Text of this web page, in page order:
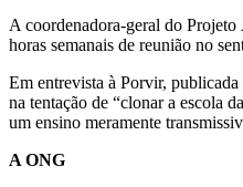
A coordenadora-geral do Projeto
horas semanais de reunião no
Em entrevista à Porvir, publicada
na tentação de “clonar a escola
um ensino meramente
A ONG